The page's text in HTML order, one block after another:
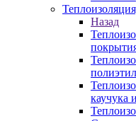
Назад
каучука